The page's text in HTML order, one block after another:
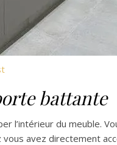
battante
l’intérieur du meuble.
avez directement